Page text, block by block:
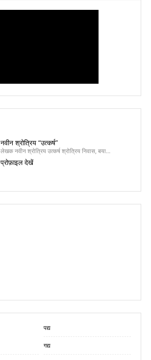
नवीन श्रोत्रिय “उत्कर्ष”
लेखक नवीन श्रोत्रिय उत्कर्ष श्रोत्रिय निवास, बया…
प्रोफ़ाइल देखें
पद्य
गद्य